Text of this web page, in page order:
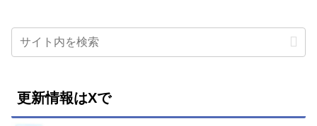
更新情報はXで